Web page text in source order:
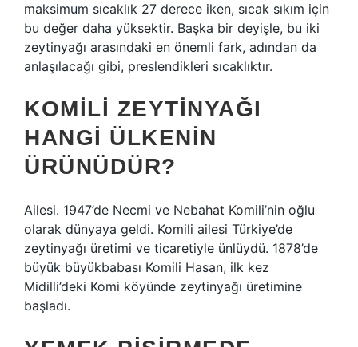
maksimum sıcaklık 27 derece iken, sıcak sıkım için
bu değer daha yüksektir. Başka bir deyişle, bu iki
zeytinyağı arasındaki en önemli fark, adından da
anlaşılacağı gibi, preslendikleri sıcaklıktır.
KOMILI ZEYTINYAĞI
HANGI ÜLKENIN
ÜRÜNÜDÜR?
Ailesi. 1947’de Necmi ve Nebahat Komili’nin oğlu
olarak dünyaya geldi. Komili ailesi Türkiye’de
zeytinyağı üretimi ve ticaretiyle ünlüydü. 1878’de
büyük büyükbabası Komili Hasan, ilk kez
Midilli’deki Komi köyünde zeytinyağı üretimine
başladı.